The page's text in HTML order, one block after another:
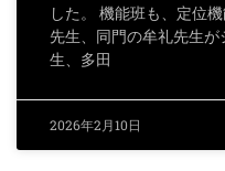
した。 機能班も、定位
先生、同門の牟礼先生
生、多田
2026年2月10日